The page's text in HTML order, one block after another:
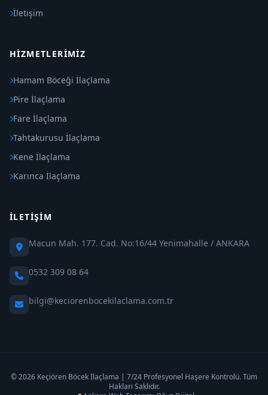
İletişim
HIZMETLERIMIZ
Hamam Böceği İlaçlama
Pire İlaçlama
Fare İlaçlama
Tahtakurusu İlaçlama
Kene İlaçlama
Karınca İlaçlama
İLETIŞIM
Macun Mah. 177. Cad. No:16/44 Yenimahalle / ANKARA
0532 309 08 64
bilgi@keciorenbocekilaclama.com.tr
© 2026 Keçiören Böcek İlaçlama | 7/24 Profesyonel Haşere Kontrolü. Tüm
Hakları Saklıdır.